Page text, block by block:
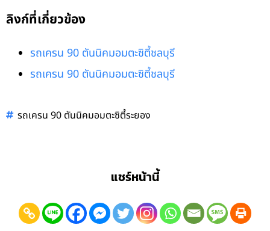
ลิงก์ที่เกี่ยวข้อง
รถเครน 90 ตันนิคมอมตะซิตี้ชลบุรี
รถเครน 90 ตันนิคมอมตะซิตี้ชลบุรี
รถเครน 90 ตันนิคมอมตะซิตี้ระยอง
แชร์หน้านี้